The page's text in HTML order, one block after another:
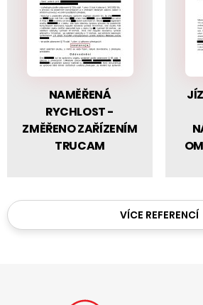
NAMĚŘENÁ
RYCHLOST -
ZMĚŘENO ZAŘÍZENÍM
TRUCAM
VÍCE REFERENCÍ